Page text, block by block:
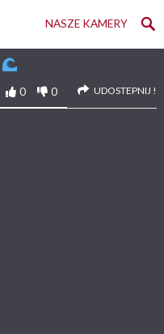
NASZE KAMERY
0 0 UDOSTEPNIJ !